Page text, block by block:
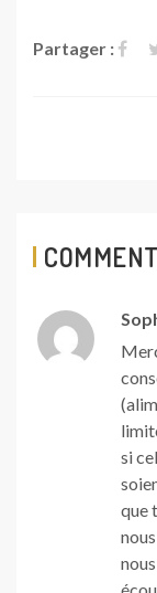
Partager :
si
que